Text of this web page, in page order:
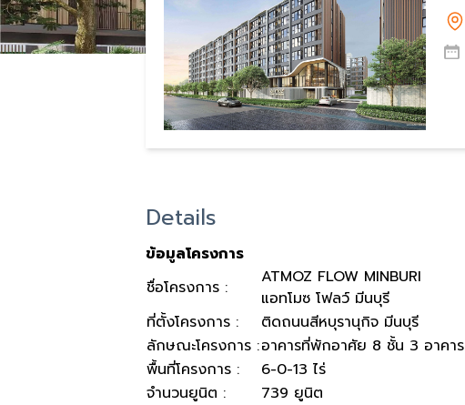
Details
ข้อมูลโครงการ
ชื่อโครงการ :
ATMOZ FLOW MINBURI
แอทโมซ โฟลว์ มีนบุรี
ที่ตั้งโครงการ :
ติดถนนสีหบุรานุกิจ มีนบุรี
ลักษณะโครงการ :อาคารที่พักอาศัย 8 ชั้น 3 อาคาร
พื้นที่โครงการ :
6-0-13 ไร่
จำนวนยูนิต :
739 ยูนิต